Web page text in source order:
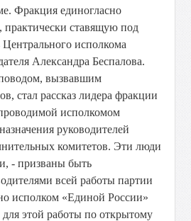
Фракция единогласно
ставящую под
Центрального исполкома
Александра Беспалова.
вызвавшим
стал рассказ лидера фракции
исполкомом
руководителей
комитетов. Эти люди
- призваны быть
всей работы партии
исполком «Единой России»
для этой работы по открытому